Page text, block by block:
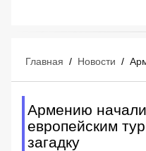
Главная / Новости /
Армению
европейским
загадку